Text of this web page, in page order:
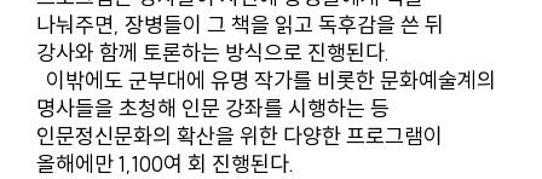
나눠주면, 장병들이 그 책을 읽고 독후감을 쓴 뒤
강사와 함께 토론하는 방식으로 진행된다.
이밖에도 군부대에 유명 작가를 비롯한 문화예술계의
명사들을 초청해 인문 강좌를 시행하는 등
인문정신문화의 확산을 위한 다양한 프로그램이
올해에만 1,100여 회 진행된다.